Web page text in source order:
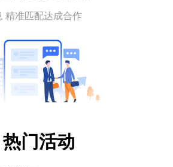
精准匹配达成合作
热门活动